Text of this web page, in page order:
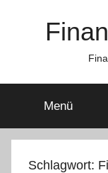
Menü
Schlagwort: